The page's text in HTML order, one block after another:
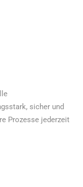
sicher und
Prozesse jederzeit